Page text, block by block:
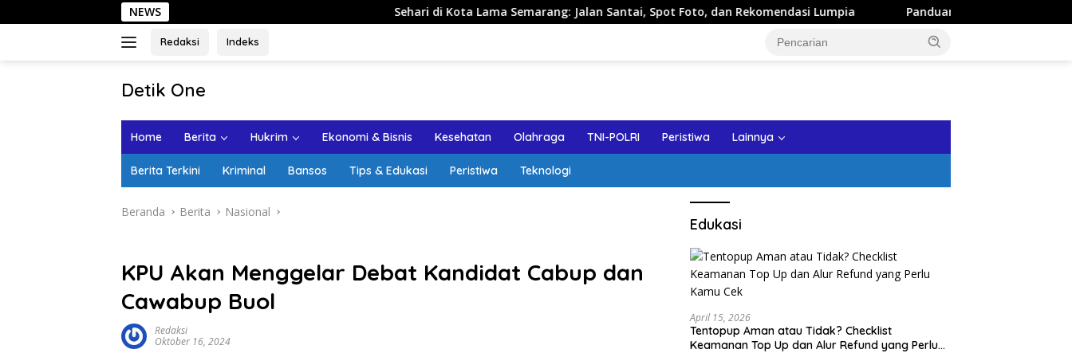
ke
NEWS Sehari di Kota Lama Semarang: Jalan Santai, Spot Foto, dan Rekomendasi Lumpia Panduan Wisata Keluarga ke Kota Batu:
Redaksi Indeks
Detik One
Ungkap
Home Berita Hukrim Ekonomi & Bisnis Kesehatan Olahraga TNI-POLRI Peristiwa Lainnya
Berita Terkini Kriminal Bansos Tips & Edukasi Peristiwa Teknologi
Beranda Berita Nasional
KPU Akan Menggelar Debat Kandidat Cabup dan
Cawabup Buol
Redaksi
Oktober 16, 2024
Edukasi
April 15, 2026
Tentopup Aman atau Tidak? Checklist
Keamanan Top Up dan Alur Refund yang Perlu